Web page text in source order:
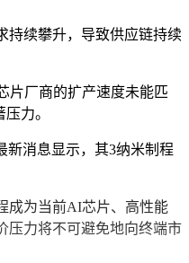
持续攀升，导致供应链持续
片厂商的扩产速度未能匹
力。
新消息显示，其3纳米制程
成为当前AI芯片、高性能
压力将不可避免地向终端市